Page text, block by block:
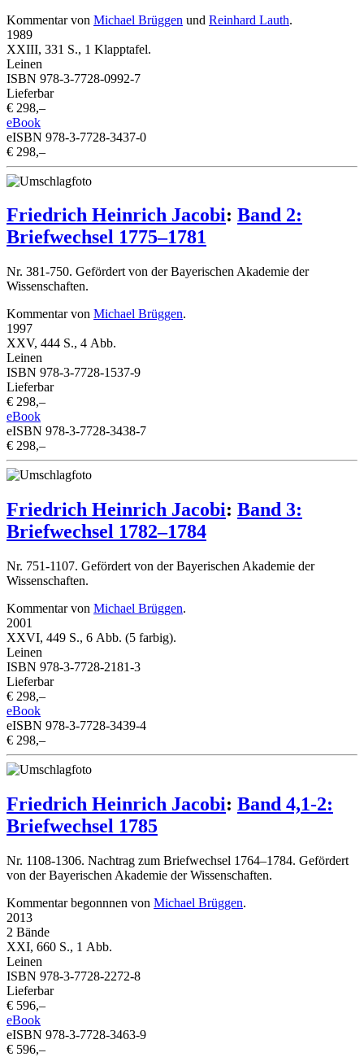
Kommentar von Michael Brüggen und Reinhard Lauth.
1989
XXIII, 331 S., 1 Klapptafel.
Leinen
ISBN 978-3-7728-0992-7
Lieferbar
€ 298,–
eBook
eISBN 978-3-7728-3437-0
€ 298,–
Friedrich Heinrich Jacobi: Band 2:
Briefwechsel 1775–1781
Nr. 381-750. Gefördert von der Bayerischen Akademie der
Wissenschaften.
Kommentar von Michael Brüggen.
1997
XXV, 444 S., 4 Abb.
Leinen
ISBN 978-3-7728-1537-9
Lieferbar
€ 298,–
eBook
eISBN 978-3-7728-3438-7
€ 298,–
Friedrich Heinrich Jacobi: Band 3:
Briefwechsel 1782–1784
Nr. 751-1107. Gefördert von der Bayerischen Akademie der
Wissenschaften.
Kommentar von Michael Brüggen.
2001
XXVI, 449 S., 6 Abb. (5 farbig).
Leinen
ISBN 978-3-7728-2181-3
Lieferbar
€ 298,–
eBook
eISBN 978-3-7728-3439-4
€ 298,–
Friedrich Heinrich Jacobi: Band 4,1-2:
Briefwechsel 1785
Nr. 1108-1306. Nachtrag zum Briefwechsel 1764–1784. Gefördert
von der Bayerischen Akademie der Wissenschaften.
Kommentar begonnnen von Michael Brüggen.
2013
2 Bände
XXI, 660 S., 1 Abb.
Leinen
ISBN 978-3-7728-2272-8
Lieferbar
€ 596,–
eBook
eISBN 978-3-7728-3463-9
€ 596,–